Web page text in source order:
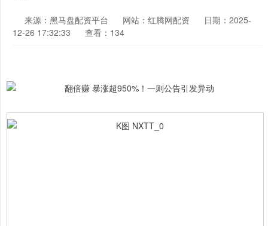
来源：黑马盘配资平台 网站：红腾网配资
日期：2025-
12-26 17:32:33
查看：134